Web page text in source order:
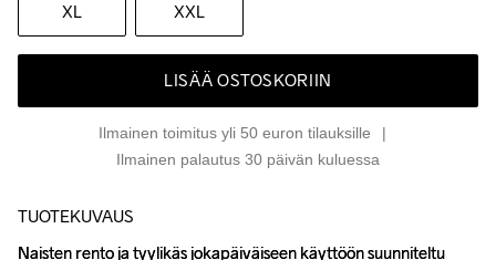
XL XXL
LISÄÄ OSTOSKORIIN
Ilmainen toimitus yli 50 euron tilauksille
Ilmainen palautus 30 päivän kuluessa
TUOTEKUVAUS
Naisten rento ja tyylikäs jokapäiväiseen käyttöön suunniteltu
Naisten rento ja tyylikäs jokapäiväiseen käyttöön suunniteltu